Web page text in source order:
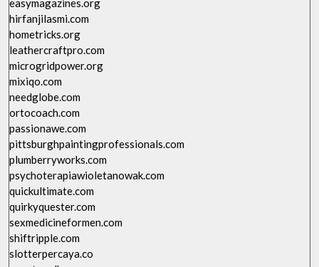
easymagazines.org
hirfanjilasmi.com
hometricks.org
leathercraftpro.com
microgridpower.org
mixiqo.com
needglobe.com
ortocoach.com
passionawe.com
pittsburghpaintingprofessionals.com
plumberryworks.com
psychoterapiawioletanowak.com
quickultimate.com
quirkyquester.com
sexmedicineformen.com
shiftripple.com
slotterpercaya.co